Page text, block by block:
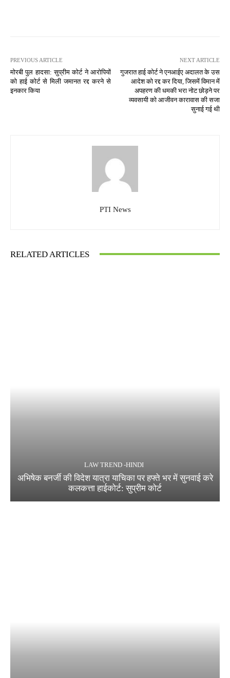
PREVIOUS ARTICLE
मोरबी पुल हादसा: सुप्रीम कोर्ट ने आरोपियों
को हाई कोर्ट से मिली जमानत रद्द करने से
इनकार किया
NEXT ARTICLE
गुजरात हाई कोर्ट ने एनआईए अदालत के उस
आदेश को रद्द कर दिया, जिसमें विमान में
अपहरण की धमकी भरा नोट छोड़ने पर
व्यवसायी को आजीवन कारावास की सजा
सुनाई गई थी
PTI News
RELATED ARTICLES
LAW TREND -HINDI
अभिषेक बनर्जी की विदेश यात्रा याचिका पर हफ्ते भर में सुनवाई करे
कलकत्ता हाईकोर्ट: सुप्रीम कोर्ट